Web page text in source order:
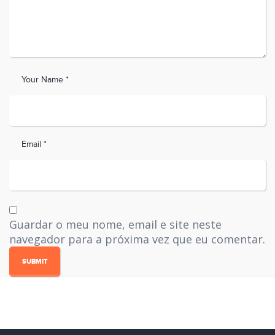
Your Name *
Email *
Guardar o meu nome, email e site neste
navegador para a próxima vez que eu comentar.